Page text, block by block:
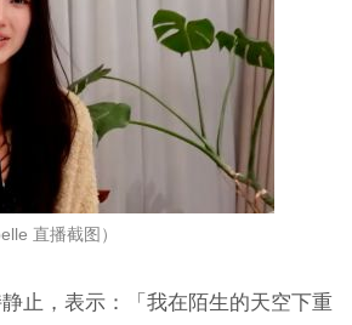
直播截图）
止，表示：「我在陌生的天空下重